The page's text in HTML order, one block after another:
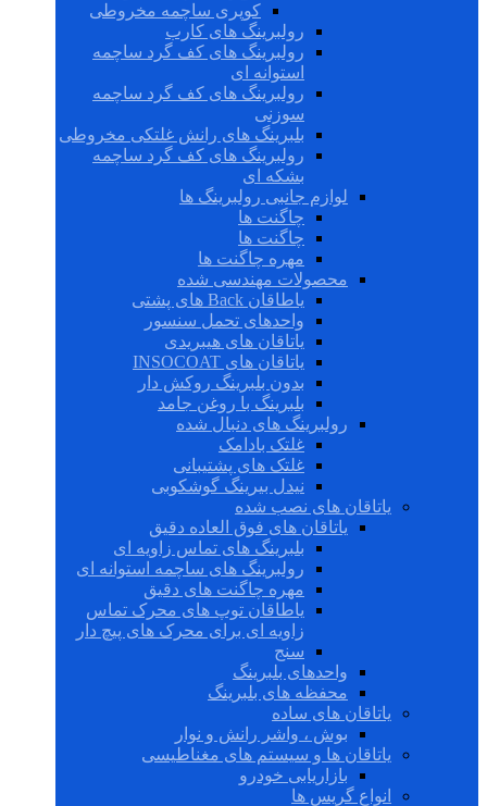
کوپری ساچمه مخروطی
رولبرینگ های کارب
رولبرینگ های کف گرد ساچمه
استوانه ای
رولبرینگ های کف گرد ساچمه
سوزنی
بلبرینگ های رانش غلتکی مخروطی
رولبرینگ های کف گرد ساچمه
بشکه ای
لوازم جانبی رولبرینگ ها
چاگنت ها
چاگنت ها
مهره چاگنت ها
محصولات مهندسی شده
یاطاقان Back های پشتی
واحدهای تحمل سنسور
یاتاقان های هیبریدی
یاتاقان های INSOCOAT
بدون بلبرینگ روکش دار
بلبرینگ با روغن جامد
رولبرینگ های دنبال شده
غلتک بادامک
غلتک های پشتیبانی
نیدل بیرینگ گوشکوبی
یاتاقان های نصب شده
یاتاقان های فوق العاده دقیق
بلبرینگ های تماس زاویه ای
رولبرینگ های ساچمه استوانه ای
مهره چاگنت های دقیق
یاطاقان توپ های محرک تماس
زاویه ای برای محرک های پیچ دار
سنج
واحدهای بلبرینگ
محفظه های بلبرینگ
یاتاقان های ساده
بوش ، واشر رانش و نوار
یاتاقان ها و سیستم های مغناطیسی
بازاریابی خودرو
انواع گریس ها